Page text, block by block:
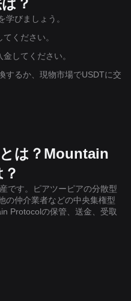
びましょう。
ください。
してください。
するか、現物市場でUSDTに交
は？Mountain
です。ピアツーピアの分散型
の仲介業者などの中央集権型
Protocolの保管、送金、受取